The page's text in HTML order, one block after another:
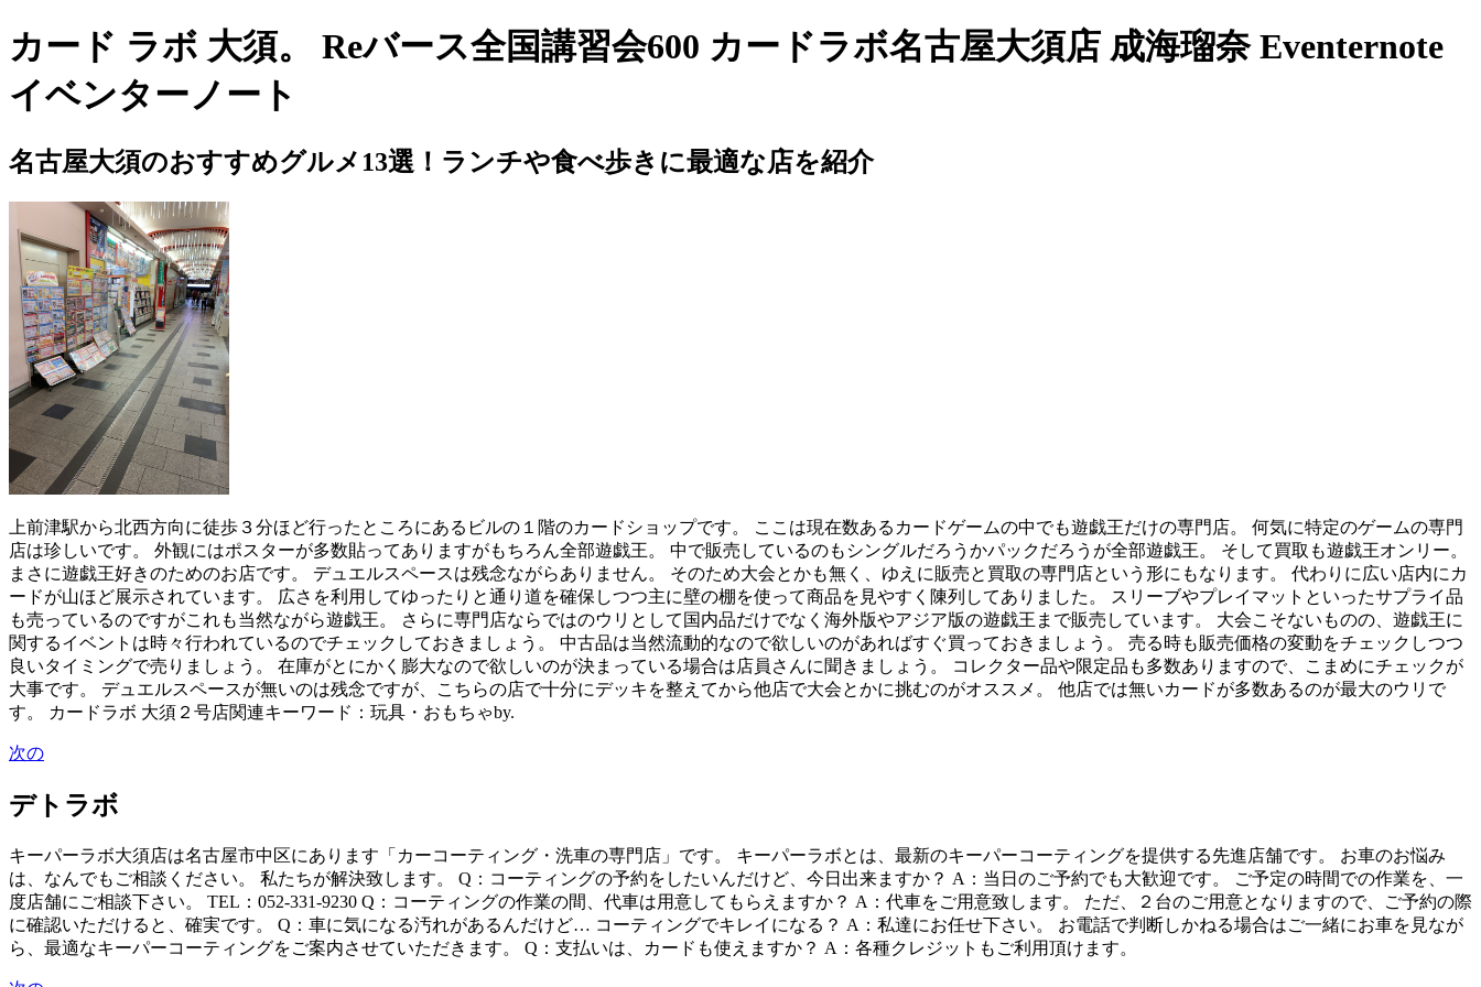
カード ラボ 大須。 Reバース全国講習会600 カードラボ名古屋大須店 成海瑠奈 Eventernote
イベンターノート
名古屋大須のおすすめグルメ13選！ランチや食べ歩きに最適な店を紹介
上前津駅から北西方向に徒歩３分ほど行ったところにあるビルの１階のカードショップです。 ここは現在数あるカードゲームの中でも遊戯王だけの専門店。 何気に特定のゲームの専門
店は珍しいです。 外観にはポスターが多数貼ってありますがもちろん全部遊戯王。 中で販売しているのもシングルだろうかパックだろうが全部遊戯王。 そして買取も遊戯王オンリー。
まさに遊戯王好きのためのお店です。 デュエルスペースは残念ながらありません。 そのため大会とかも無く、ゆえに販売と買取の専門店という形にもなります。 代わりに広い店内にカ
ードが山ほど展示されています。 広さを利用してゆったりと通り道を確保しつつ主に壁の棚を使って商品を見やすく陳列してありました。 スリーブやプレイマットといったサプライ品
も売っているのですがこれも当然ながら遊戯王。 さらに専門店ならではのウリとして国内品だけでなく海外版やアジア版の遊戯王まで販売しています。 大会こそないものの、遊戯王に
関するイベントは時々行われているのでチェックしておきましょう。 中古品は当然流動的なので欲しいのがあればすぐ買っておきましょう。 売る時も販売価格の変動をチェックしつつ
良いタイミングで売りましょう。 在庫がとにかく膨大なので欲しいのが決まっている場合は店員さんに聞きましょう。 コレクター品や限定品も多数ありますので、こまめにチェックが
大事です。 デュエルスペースが無いのは残念ですが、こちらの店で十分にデッキを整えてから他店で大会とかに挑むのがオススメ。 他店では無いカードが多数あるのが最大のウリで
す。 カードラボ 大須２号店関連キーワード：玩具・おもちゃby.
次の
デトラボ
キーパーラボ大須店は名古屋市中区にあります「カーコーティング・洗車の専門店」です。 キーパーラボとは、最新のキーパーコーティングを提供する先進店舗です。 お車のお悩み
は、なんでもご相談ください。 私たちが解決致します。 Q：コーティングの予約をしたいんだけど、今日出来ますか？ A：当日のご予約でも大歓迎です。 ご予定の時間での作業を、一
度店舗にご相談下さい。 TEL：052-331-9230 Q：コーティングの作業の間、代車は用意してもらえますか？ A：代車をご用意致します。 ただ、２台のご用意となりますので、ご予約の際
に確認いただけると、確実です。 Q：車に気になる汚れがあるんだけど… コーティングでキレイになる？ A：私達にお任せ下さい。 お電話で判断しかねる場合はご一緒にお車を見なが
ら、最適なキーパーコーティングをご案内させていただきます。 Q：支払いは、カードも使えますか？ A：各種クレジットもご利用頂けます。